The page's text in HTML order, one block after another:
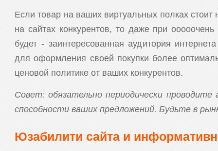
Если товар на ваших виртуальных полках
на сайтах конкурентов, то даже при
будет - заинтересованная аудитория
для оформления своей покупки более
ценовой политике от ваших конкурентов.
Совет: обязательно периодически проводите
способности ваших предложений. Будьте в
Юзабилити сайта и